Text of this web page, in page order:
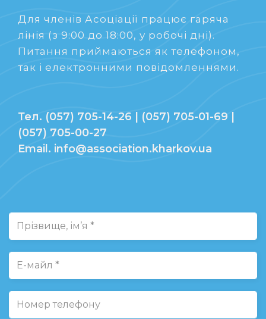
Для членів Асоціації працює гаряча
лінія (з 9:00 до 18:00, у робочі дні).
Питання приймаються як телефоном,
так і електронними повідомленнями.
Тел. (057) 705-14-26 | (057) 705-01-69 |
(057) 705-00-27
Email. info@association.kharkov.ua